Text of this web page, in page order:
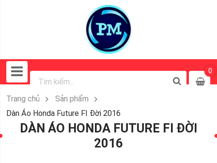
0
Trang chủ
Sản phẩm
Dàn Áo Honda Future FI Đời 2016
DÀN ÁO HONDA FUTURE FI ĐỜI
2016